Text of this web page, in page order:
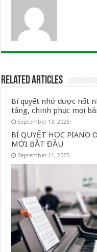
Related Articles
Bí quyết nhớ được nốt
tảng, chinh phục mọi
September 13, 2025
BÍ QUYẾT HỌC PIANO
MỚI BẮT ĐẦU
September 11, 2025